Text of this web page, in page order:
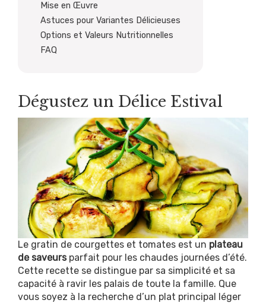
Mise en Œuvre
Astuces pour Variantes Délicieuses
Options et Valeurs Nutritionnelles
FAQ
Dégustez un Délice Estival
Le gratin de courgettes et tomates est un plateau
de saveurs parfait pour les chaudes journées d’été.
Cette recette se distingue par sa simplicité et sa
capacité à ravir les palais de toute la famille. Que
vous soyez à la recherche d’un plat principal léger